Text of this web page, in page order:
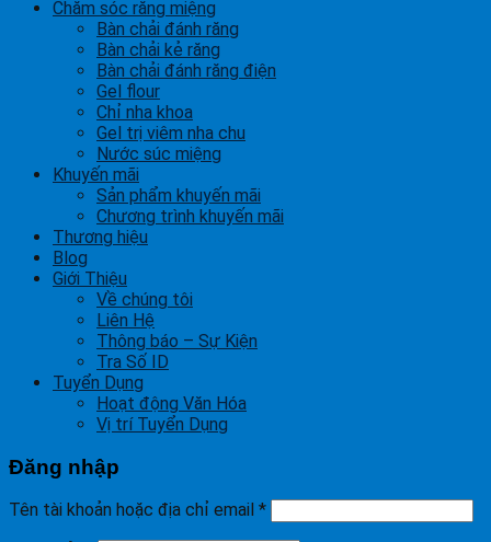
Chăm sóc răng miệng
Bàn chải đánh răng
Bàn chải kẻ răng
Bàn chải đánh răng điện
Gel flour
Chỉ nha khoa
Gel trị viêm nha chu
Nước súc miệng
Khuyến mãi
Sản phẩm khuyến mãi
Chương trình khuyến mãi
Thương hiệu
Blog
Giới Thiệu
Về chúng tôi
Liên Hệ
Thông báo – Sự Kiện
Tra Số ID
Tuyển Dụng
Hoạt động Văn Hóa
Vị trí Tuyển Dụng
Đăng nhập
Tên tài khoản hoặc địa chỉ email *